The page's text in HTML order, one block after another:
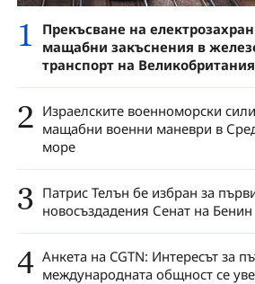
1
Прекъсване на
мащабни закъснения в
транспорт на Великобритания
2 Израелските военноморски
мащабни военни маневри в
море
3 Патрис Телън бе избран за
новосъздадения Сенат на Бенин
4 Анкета на CGTN: Интересът за
международната общност се